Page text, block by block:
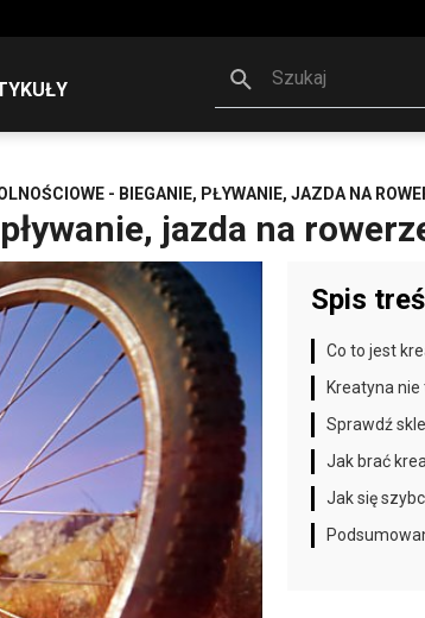
Szukaj
- BIEGANIE, PŁYWANIE, JAZDA NA
jazda na
Spis
Co to jest
Kreatyna nie
Sprawdź
Jak brać
Jak się